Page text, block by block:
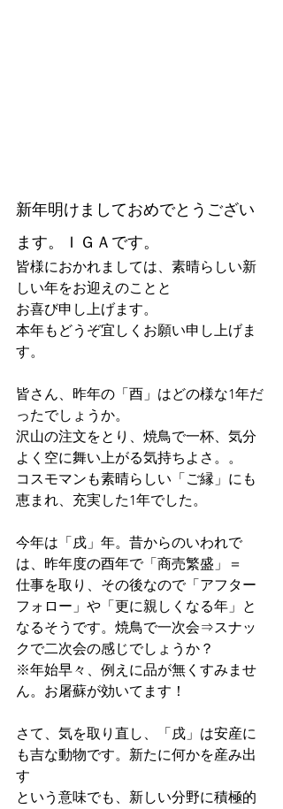
新年明けましておめでとうござい
ます。ＩＧＡです。
皆様におかれましては、素晴らしい新
しい年をお迎えのことと
お喜び申し上げます。
本年もどうぞ宜しくお願い申し上げま
す。
皆さん、昨年の「酉」はどの様な1年だ
ったでしょうか。
沢山の注文をとり、焼鳥で一杯、気分
よく空に舞い上がる気持ちよさ。。
コスモマンも素晴らしい「ご縁」にも
恵まれ、充実した1年でした。
今年は「戌」年。昔からのいわれで
は、昨年度の酉年で「商売繁盛」＝
仕事を取り、その後なので「アフター
フォロー」や「更に親しくなる年」と
なるそうです。焼鳥で一次会⇒スナッ
クで二次会の感じでしょうか？
※年始早々、例えに品が無くすみませ
ん。お屠蘇が効いてます！
さて、気を取り直し、「戌」は安産に
も吉な動物です。新たに何かを産み出
す
という意味でも、新しい分野に積極的